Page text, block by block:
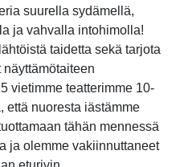
suurella sydämellä,
ja vahvalla intohimolla!
taidetta sekä tarjota
vietimme teatterimme 10-
että nuoresta iästämme
tähän mennessä
ja olemme vakiinnuttaneet